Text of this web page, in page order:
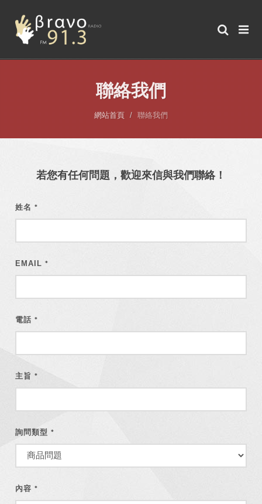
聯絡我們
網站首頁 聯絡我們
若您有任何問題，歡迎來信與我們聯絡！
姓名*
EMAIL*
電話*
主旨*
詢問類型*
內容*